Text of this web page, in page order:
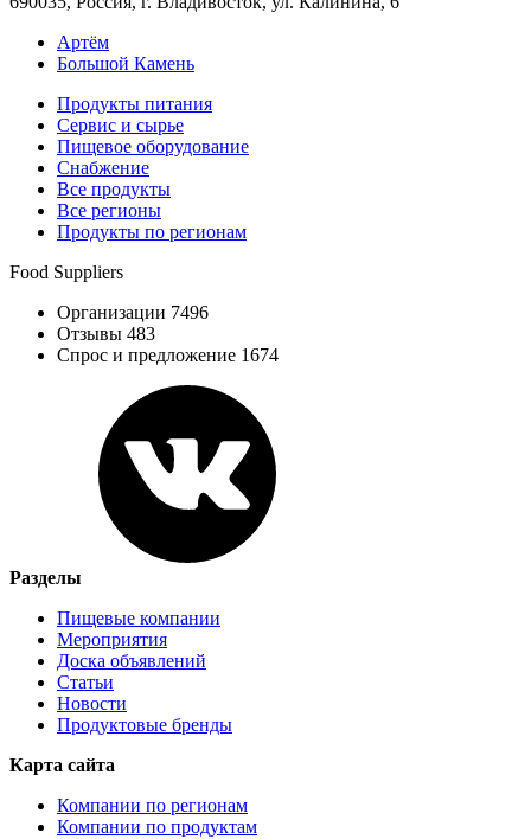
Артём
Большой Камень
Продукты питания
Сервис и сырье
Пищевое оборудование
Снабжение
Все продукты
Все регионы
Продукты по регионам
Food Suppliers
Организации 7496
Отзывы 483
Спрос и предложение 1674
Разделы
Пищевые компании
Мероприятия
Доска объявлений
Статьи
Новости
Продуктовые бренды
Карта сайта
Компании по регионам
Компании по продуктам